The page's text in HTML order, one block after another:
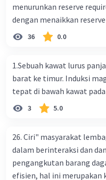
menurunkan reserve
dengan menaikkan
dengan menurunkan
Ekspansif dengan menaikkan
ceteris paribus maka .... a.
bentuk kurva jumlah uang
dari kiri bawah ke kanan
mana bentuk kurva
meningkat di mana
(penawaran uang) naik
Tingkat bunga turun di
beredar (penawaran uang)
36 0.0
1.Sebuah kawat lurus
barat ke timur. Induksi
tepat di bawah kawat
3 5.0
26. Ciri" masyarakat
dalam berinteraksi dan
pengangkutan barang
efisien, hal ini